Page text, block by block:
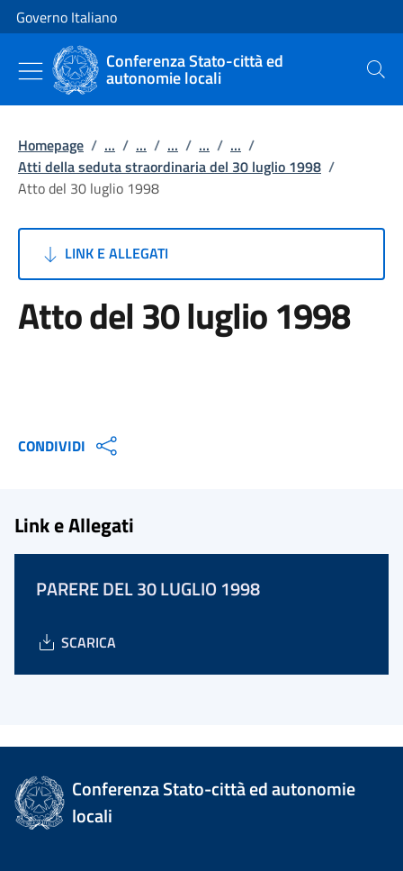
Vai al contenuto
Vai alla navigazione del sito
Governo Italiano
Conferenza Stato-città ed
autonomie locali Cerca
Homepage / ... / ... / ... / ... / ... /
Atti della seduta straordinaria del 30 luglio 1998 /
Atto del 30 luglio 1998
LINK E ALLEGATI
Atto del 30 luglio 1998
CONDIVIDI
Link e Allegati
PARERE DEL 30 LUGLIO 1998
SCARICA
Conferenza Stato-città ed autonomie
locali